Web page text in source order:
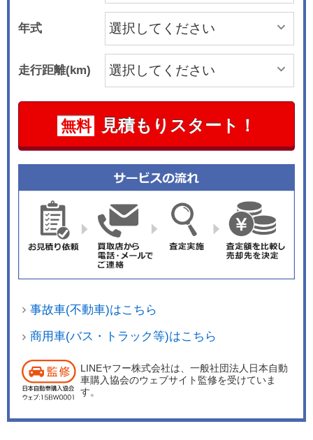
年式
走行距離(km)
無料 見積もりスタート！
事故車(不動車)はこちら
商用車(バス・トラック等)はこちら
LINEヤフー株式会社は、一般社団法人日本自動
車購入協会のウェブサイト監修を受けていま
す。